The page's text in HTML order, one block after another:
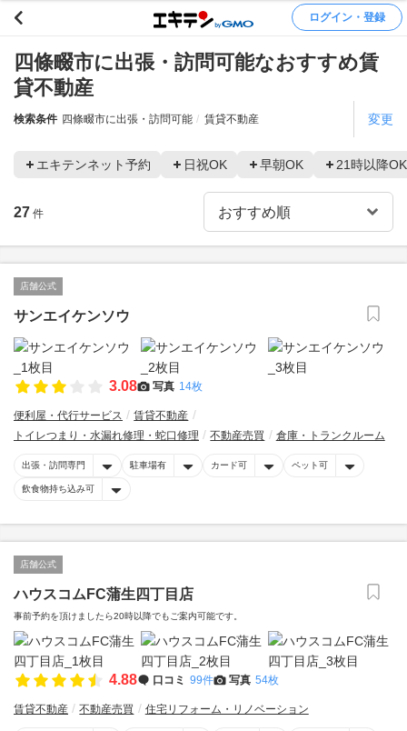
ログイン・登録
四條畷市に出張・訪問可能なおすすめ賃
貸不動産
検索条件 四條畷市に出張・訪問可能 賃貸不動産 変更
エキテンネット予約 日祝OK 早朝OK 21時以降OK
27 件
店舗公式
サンエイケンソウ
3.08 写真 14枚
便利屋・代行サービス
賃貸不動産
トイレつまり・水漏れ修理・蛇口修理
不動産売買 倉庫・トランクルーム
出張・訪問専門 駐車場有 カード可 ペット可
飲食物持ち込み可
店舗公式
ハウスコムFC蒲生四丁目店
事前予約を頂けましたら20時以降でもご案内可能です。
4.88 口コミ 99件 写真 54枚
賃貸不動産 不動産売買 住宅リフォーム・リノベーション